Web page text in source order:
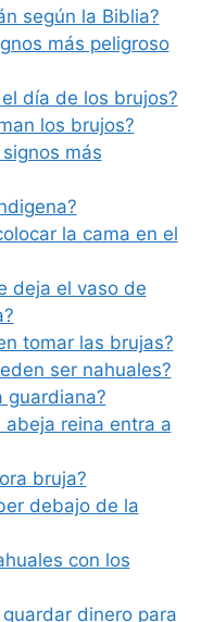
según la Biblia?
más peligroso
día de los brujos?
los brujos?
más
la cama en el
deja el vaso de
tomar las brujas?
ser nahuales?
guardiana?
abeja reina entra a
bruja?
debajo de la
con los
dinero para